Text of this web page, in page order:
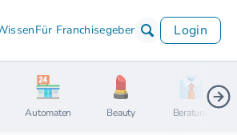
Für Franchisegeber Login
Automaten Beauty Beratung